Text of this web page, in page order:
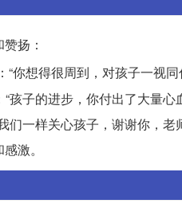
扬：
“你想得很周到，对孩子一视
子的进步，你付出了大量心
们一样关心孩子，谢谢你，老
激。